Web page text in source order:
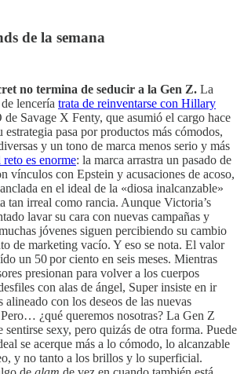
de la semana
no termina de seducir a la Gen Z. La
lencería trata de reinventarse con Hillary
de Savage X Fenty, que asumió el cargo hace
estrategia pasa por productos más cómodos,
y un tono de marca menos serio y más
reto es enorme: la marca arrastra un pasado de
vínculos con Epstein y acusaciones de acoso,
en el ideal de la «diosa inalcanzable»
tan irreal como rancia. Aunque Victoria’s
lavar su cara con nuevas campañas y
jóvenes siguen percibiendo su cambio
de marketing vacío. Y eso se nota. El valor
un 50 por ciento en seis meses. Mientras
presionan para volver a los cuerpos
con alas de ángel, Super insiste en ir
alineado con los deseos de las nuevas
¿qué queremos nosotras? La Gen Z
sentirse sexy, pero quizás de otra forma. Puede
se acerque más a lo cómodo, lo alcanzable
y no tanto a los brillos y lo superficial.